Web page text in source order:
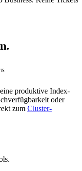
produktive Index-
oder
zum Cluster-